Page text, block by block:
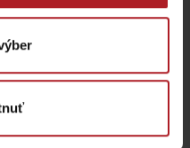
Korytnica